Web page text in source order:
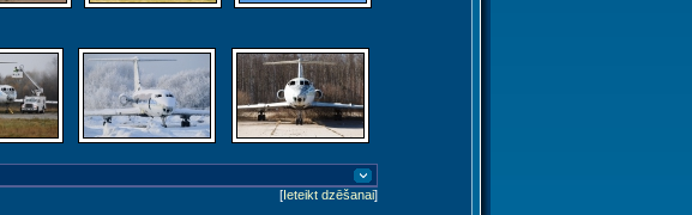
[Ieteikt dzēšanai]